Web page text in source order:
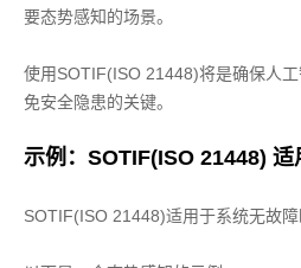
要态势感知的场景。
使用SOTIF(ISO 21448)将是确保人
免安全隐患的关键。
示例：SOTIF(ISO 21448) 适
SOTIF(ISO 21448)适用于系统无故障